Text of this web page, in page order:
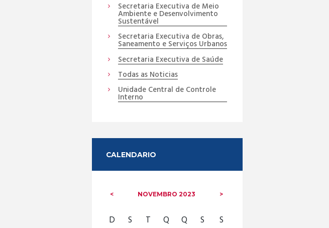
Secretaria Executiva de Meio
Ambiente e Desenvolvimento
Sustentável
Secretaria Executiva de Obras,
Saneamento e Serviços Urbanos
Secretaria Executiva de Saúde
Todas as Noticias
Unidade Central de Controle
Interno
CALENDARIO
NOVEMBRO 2023
D S T Q Q S
S